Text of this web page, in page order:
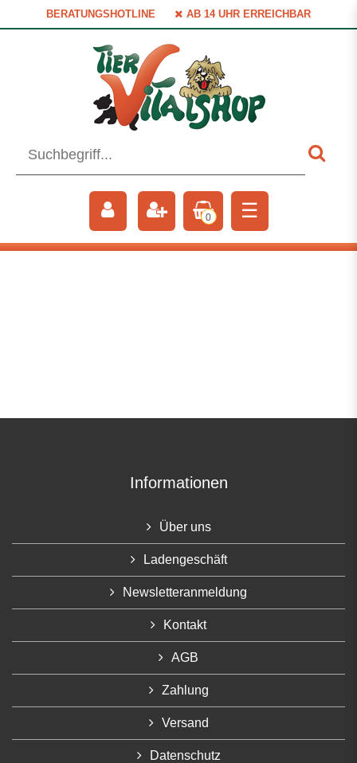
BERATUNGSHOTLINE AB 14 UHR ERREICHBAR
0 ☰
Informationen
Über uns
Ladengeschäft
Newsletteranmeldung
Kontakt
AGB
Zahlung
Versand
Datenschutz